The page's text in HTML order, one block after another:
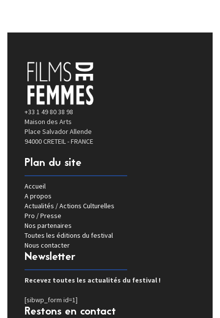
+33 1 49 80 38 98
Maison des Arts
Place Salvador Allende
94000 CRETEIL - FRANCE
Plan du site
Accueil
A propos
Actualités / Actions Culturelles
Pro / Presse
Nos partenaires
Toutes les éditions du festival
Nous contacter
Newsletter
Recevez toutes les actualités du festival !
[sibwp_form id=1]
Restons en contact